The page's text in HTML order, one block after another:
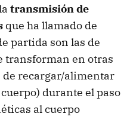
transmisión de
que ha llamado de
partida son las de
transforman en otras
de recargar/alimentar
durante el paso
al cuerpo